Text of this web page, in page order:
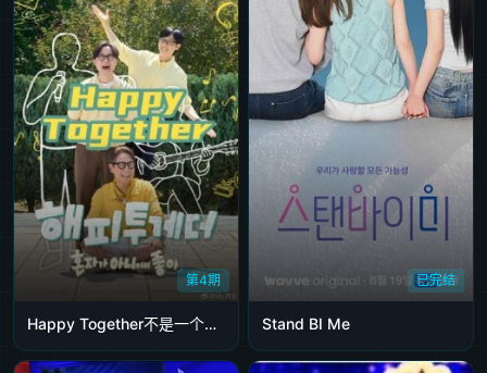
第20240316期第20240317期第20240318期 第20240319期第20240320期
第20240321期第20240323期第20240324期 第20240327期第20240328期
第20240329期第20240330期第20240331期第20240403期第20240404期
第20240405期第20240406期第20240407期第20240410期第20240412期
第20240413期第20240414期第20240417期第20240419期第20240420期
第20240421期第20240424期第20240425期 第20240427期
第20240428期 第20240501期第20240502期 第20240503期
第20240508期第20240509期第20240510期第20240511期第20240512期
第4期
Happy Together不是一个人真好
已完结
Stand BI Me